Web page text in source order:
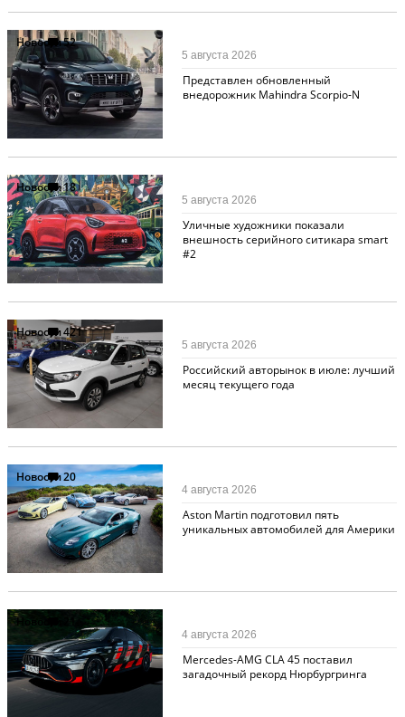
Новости52
Представлен обновленный
внедорожник Mahindra Scorpio-N
5 августа 2026
Новости18
Уличные художники показали
внешность серийного ситикара smart
#2
5 августа 2026
Новости421
Российский авторынок в июле: лучший
месяц текущего года
5 августа 2026
Новости20
Aston Martin подготовил пять
уникальных автомобилей для Америки
4 августа 2026
Новости 21
Mercedes-AMG CLA 45 поставил
загадочный рекорд Нюрбургринга
4 августа 2026